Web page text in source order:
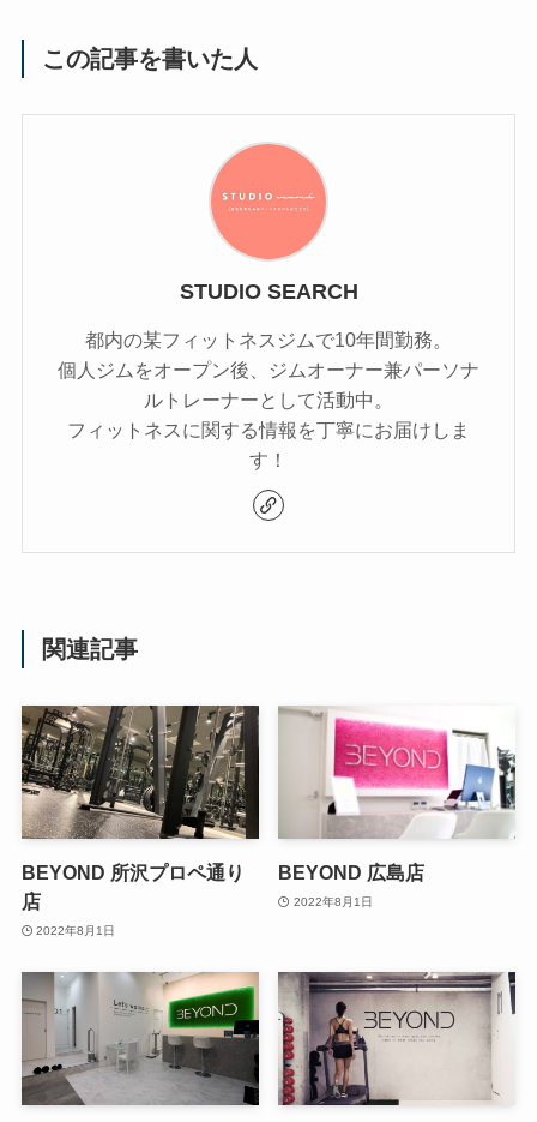
この記事を書いた人
STUDIO SEARCH
都内の某フィットネスジムで10年間勤務。
個人ジムをオープン後、ジムオーナー兼パーソナ
ルトレーナーとして活動中。
フィットネスに関する情報を丁寧にお届けしま
す！
関連記事
BEYOND 所沢プロペ通り
店
2022年8月1日
BEYOND 広島店
2022年8月1日